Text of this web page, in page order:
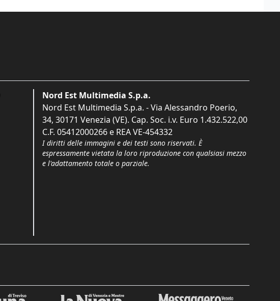
Nord Est Multimedia S.p.a.
Nord Est Multimedia S.p.a. - Via Alessandro Poerio,
34, 30171 Venezia (VE). Cap. Soc. i.v. Euro 1.432.522,00
C.F. 05412000266 e REA VE-454332
I diritti delle immagini e dei testi sono riservati. È
espressamente vietata la loro riproduzione con qualsiasi mezzo
e l'adattamento totale o parziale.